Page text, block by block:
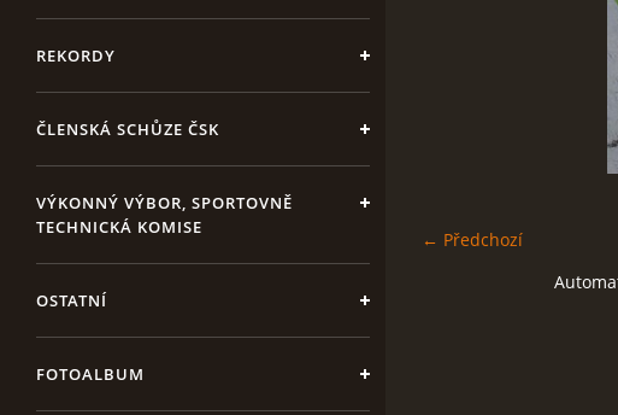
REKORDY
ČLENSKÁ SCHŮZE ČSK
VÝKONNÝ VÝBOR, SPORTOVNĚ
TECHNICKÁ KOMISE
OSTATNÍ
FOTOALBUM
← Předchozí